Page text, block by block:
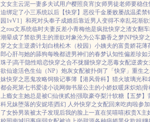
文女主云泥一妻多夫试用户樱照良宵|女师男徒老师要稳住
迫绑定了小三系统以后【快穿】 恶役千金屡败屡战温柔禁
园1vV1］ 和死对头奉子成婚后靠近男人变得不幸乱花渐
之rou文系统临时夫妻反差小青梅他是疯批快穿之渣女翻
潮晕成了禁欲男主的泄欲对象沦为公车麝香之梦|NP快穿
穿之女主逆袭计划 白桃松木（校园） 小姨夫的富贵娇花薄
郎心肝与她的舔狗每晚都进男神们的春梦认知性偏差珍如
珠子|高干隐性暗恋快穿之合不拢腿快穿之恶毒女配逆袭女
欲仙途活色生仙（NP） 炮灰女配被扑倒了「快穿」 重生
妹快穿之恶鬼攻略饲狼记事簿 【港风骨科】猎火玻璃光和
都会死第七书爱读小说网御书屋公主的小娇奴暖床炽焰|骨
上瘾女主她总是被C|仙侠贰拾|强取豪夺梨汁软糖 【五梦
科兄妹堕落的安妮塔|西幻 人外快穿之女配回来吃肉啦参
了女扮男装被太子发现后我的脸上一直在笑嘻嘻|权贵X主